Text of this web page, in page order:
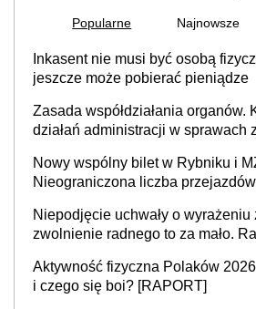
Popularne Najnowsze
Inkasent nie musi być osobą
jeszcze może pobierać pieniądze
Zasada współdziałania organów.
działań administracji w sprawach
Nowy wspólny bilet w Rybniku i
Nieograniczona liczba przejazdów
Niepodjęcie uchwały o wyrażeniu
zwolnienie radnego to za mało.
sprawy
Aktywność fizyczna Polaków
i czego się boi? [RAPORT]